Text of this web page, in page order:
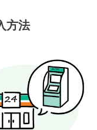
方法